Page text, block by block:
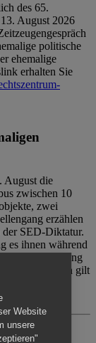
des 65.
August 2026
politische
ehemalige
erhalten Sie
August die
zwischen 10
zwei
erzählen
SED-Diktatur.
es ihnen während
ohne Betreuung
gilt
Website
unsere